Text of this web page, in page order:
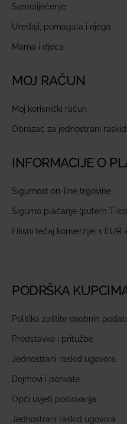
Samoliječenje
Uređaji, pomagala i njega
Mama i djeca
MOJ RAČUN
Moj korisnički račun
Obrazac za jednostrani
INFORMACIJE O
Sigurnost on-line trgovine
Sigurno plaćanje (putem T-
Fiksni tečaj konverzije: 1 EUR
PODRŠKA
Politika zaštite osobnih
Predstavke i pritužbe
Jednostrani raskid ugovora
Dojmovi i pohvale
Opći uvjeti poslovanja
Jednostrani raskid ugovora